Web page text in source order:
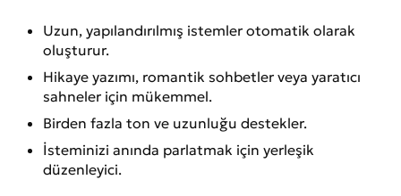
Uzun, yapılandırılmış istemler otomatik olarak
oluşturur.
Hikaye yazımı, romantik sohbetler veya yaratıcı
sahneler için mükemmel.
Birden fazla ton ve uzunluğu destekler.
İsteminizi anında parlatmak için yerleşik
düzenleyici.